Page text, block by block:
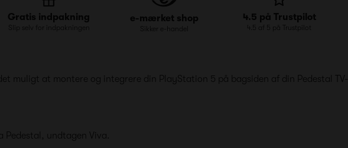
Gratis indpakning
Slip selv for indpakningen
e-mærket shop
Sikker e-handel
4.5 på Trustpilot
4.5 af 5 på Trustpilot
muligt at montere og integrere din PlayStation 5 på bagsiden af din Pedestal TV-
Pedestal, undtagen Viva.